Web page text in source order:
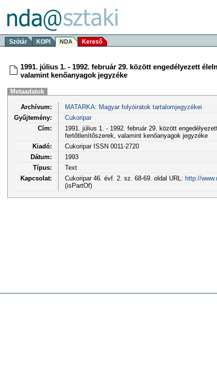
Szótár KOPI NDA Kereső
1991. július 1. - 1992. február 29. között engedélyezett
valamint kenőanyagok jegyzéke
Metaadatok
Archívum:
MATARKA: Magyar folyóiratok tartalomjegyzékei
Gyűjtemény:
Cukoripar
Cím:
1991. július 1. - 1992. február 29. között
fertőtlenítőszerek, valamint kenőanyagok jegyzéke
Kiadó:
Cukoripar ISSN 0011-2720
Dátum:
1993
Típus:
Text
Kapcsolat:
Cukoripar 46. évf. 2. sz. 68-69. oldal URL: http://
(isPartOf)